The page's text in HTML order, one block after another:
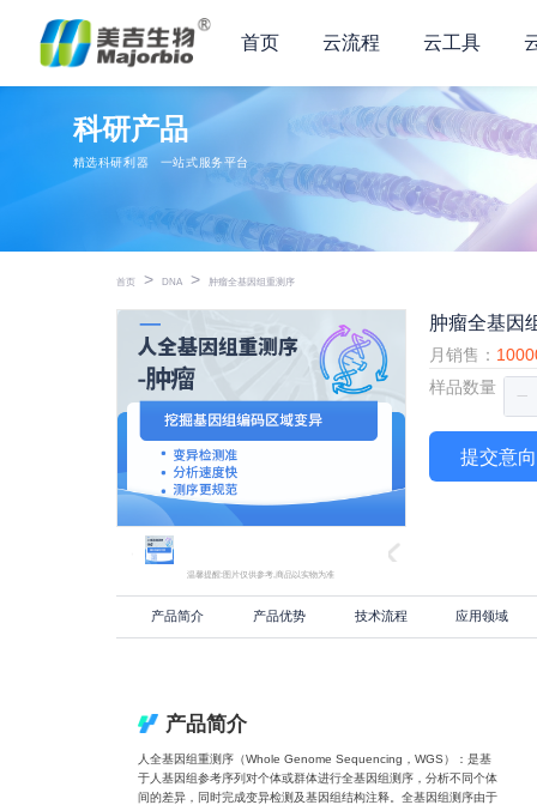
首页 云流程 云工具
科研产品
精选科研利器 一站式服务平台
首页 > DNA > 肿瘤全基因组重测序
温馨提醒:图片仅供参考,商品以实物为准
肿瘤全基因
月销售：
样品数量
提交意
产品简介 产品优势 技术流程 应用领域
产品简介
人全基因组重测序（Whole Genome Sequencing，WGS）：是基
于人基因组参考序列对个体或群体进行全基因组测序，分析不同个体
间的差异，同时完成变异检测及基因组结构注释。全基因组测序由于